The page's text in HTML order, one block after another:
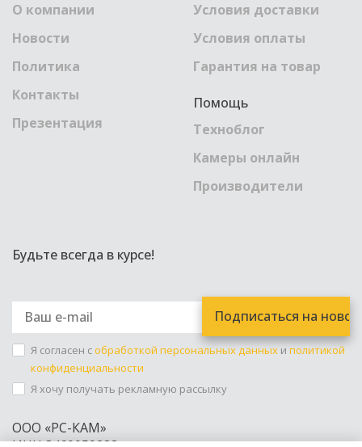
О компании
Новости
Политика
Контакты
Презентация
Условия доставки
Условия оплаты
Гарантия на товар
Помощь
Техноблог
Камеры онлайн
Производители
Будьте всегда в курсе!
Я согласен собработкой персональных данных и политикой
конфиденциальности
Я хочу получать рекламную рассылку
ООО «РС-КАМ»